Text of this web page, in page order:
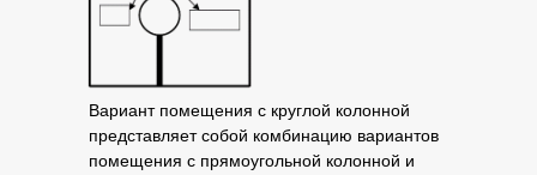
Вариант помещения с круглой колонной
представляет собой комбинацию вариантов
помещения с прямоугольной колонной и